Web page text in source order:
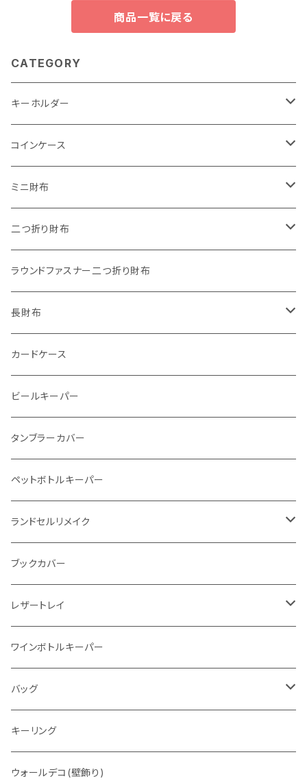
商品一覧に戻る
CATEGORY
キーホルダー
"子供の絵"キーホルダー
"餞別"キーホルダー
"うちの子"ペットキーホルダー
コインケース
ワンタッチコインケース ブライドルレザー
ワンタッチコインケース ブッテーロ
ワンタッチコインケース 国産革
ファスナーコインケース
ミニ財布
"Jack"マイクロウォレット(三つ折り式)
"Ripper"マイクロウォレット(三つ折り式)
二つ折り財布
"Basic"アートウォレット
番外編Basicアートウォレット (インポート革版)
スキニーウォレット
ストーンウォレット
メタルウォレット
インビジブルウォレット
イントレチャート 編み込みアートウォレット
"Crammy"L字フラップウォレット
"メッセージ"カリグラフィーウォレット
ラウンドファスナー二つ折り財布
長財布
折り財布
L字ファスナー
柔らか革財布
イントレチャート
ラウンドファスナー
カードケース
ビールキーパー
タンブラーカバー
ペットボトルキーパー
ランドセルリメイク
写真立て
ブックカバー
レザートレイ
番外編"Wave"
通常盤
ワインボトルキーパー
バッグ
トートバッグ
ウォレットバッグ
キーリング
ウォールデコ(壁飾り)